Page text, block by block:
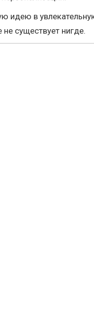
идею в
существует нигде.